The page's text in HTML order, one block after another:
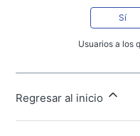
Sí
Usuarios a los
Regresar al inicio